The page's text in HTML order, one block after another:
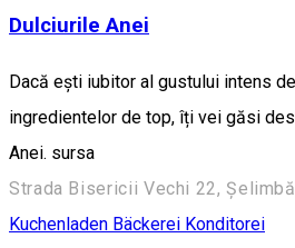
Dulciurile Anei
Dacă ești iubitor al gustului intens
ingredientelor de top, îți vei găsi
Anei. sursa
Strada Bisericii Vechi 22,
Kuchenladen Bäckerei Konditorei